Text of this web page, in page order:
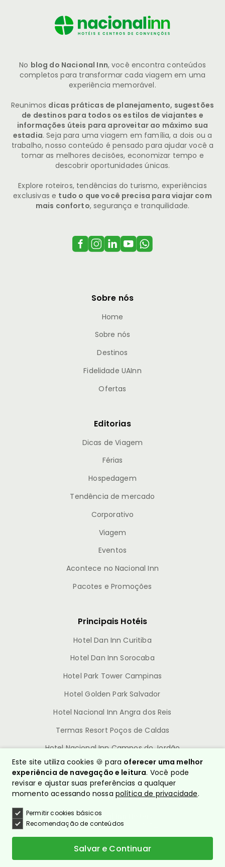
No blog do Nacional Inn, você encontra conteúdos
completos para transformar cada viagem em uma
experiência memorável.
Reunimos dicas práticas de planejamento, sugestões
de destinos para todos os estilos de viajantes e
informações úteis para aproveitar ao máximo sua
estadia. Seja para uma viagem em família, a dois ou a
trabalho, nosso conteúdo é pensado para ajudar você a
tomar as melhores decisões, economizar tempo e
descobrir oportunidades únicas.
Explore roteiros, tendências do turismo, experiências
exclusivas e tudo o que você precisa para viajar com
mais conforto, segurança e tranquilidade.
Sobre nós
Home
Sobre nós
Destinos
Fidelidade UAInn
Ofertas
Editorias
Dicas de Viagem
Férias
Hospedagem
Tendência de mercado
Corporativo
Viagem
Eventos
Acontece no Nacional Inn
Pacotes e Promoções
Principais Hotéis
Hotel Dan Inn Curitiba
Hotel Dan Inn Sorocaba
Hotel Park Tower Campinas
Hotel Golden Park Salvador
Hotel Nacional Inn Angra dos Reis
Termas Resort Poços de Caldas
Hotel Nacional Inn Campos do Jordão
© Nacional Inn Hotéis
CNPJ: 10.628.960/0001-54
Política de Privacidade
Quem somos?
Este site utiliza cookies 🍪 para oferecer uma melhor
experiência de navegação e leitura. Você pode
revisar e ajustar suas preferências a qualquer
momento acessando nossa política de privacidade.
Permitir cookies básicos
Recomendação de conteúdos
Salvar e Continuar